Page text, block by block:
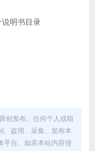
明书目录
创发布。任何个人或组
、盗用、采集、发布本
平台。如若本站内容侵